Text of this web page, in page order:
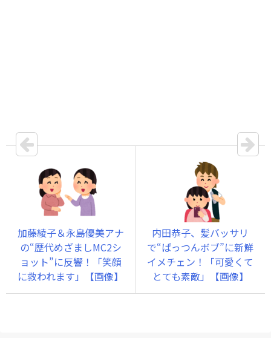
加藤綾子＆永島優美アナ
の“歴代めざましMC2シ
ョット”に反響！「笑顔
に救われます」【画像】
内田恭子、髪バッサリ
で“ぱっつんボブ”に新鮮
イメチェン！「可愛くて
とても素敵」【画像】